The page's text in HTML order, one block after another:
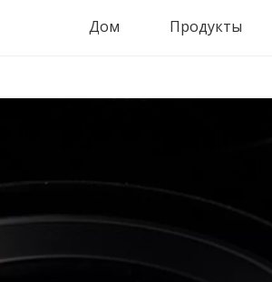
Дом Продукты